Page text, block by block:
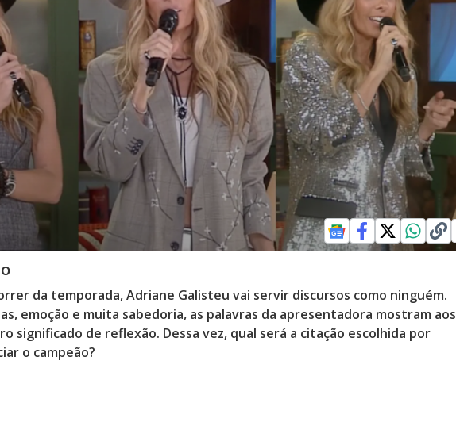
da temporada, Adriane Galisteu vai servir discursos como ninguém.
emoção e muita sabedoria, as palavras da apresentadora mostram aos
significado de reflexão. Dessa vez, qual será a citação escolhida por
o campeão?